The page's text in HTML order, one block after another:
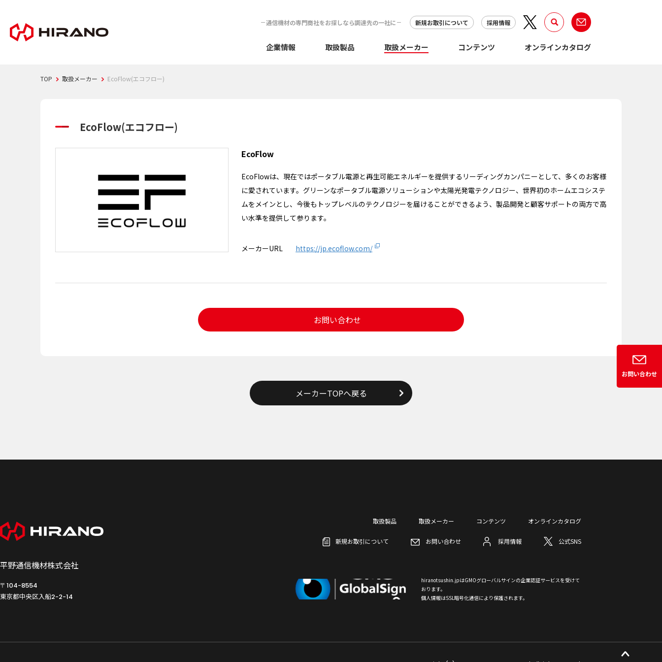
通信機材の専門商社をお探しなら調達先の一社に 新規お取引について 採用情報
企業情報 取扱製品 取扱メーカー コンテンツ オンラインカタログ
TOP 取扱メーカー EcoFlow(エコフロー)
お問い合わせ
EcoFlow(エコフロー)
EcoFlow
EcoFlowは、現在ではポータブル電源と再生可能エネルギーを提供するリーディングカンパニーとして、多くのお客様
に愛されています。グリーンなポータブル電源ソリューションや太陽光発電テクノロジー、世界初のホームエコシステ
ムをメインとし、今後もトップレベルのテクノロジーを届けることができるよう、製品開発と顧客サポートの両方で高
い水準を提供して参ります。
メーカーURL https://jp.ecoflow.com/
お問い合わせ
メーカーTOPへ戻る
平野通信機材株式会社
〒104-8554
東京都中央区入船2-2-14
取扱製品 取扱メーカー コンテンツ オンラインカタログ
新規お取引について お問い合わせ 採用情報 公式SNS
hiranotsushin.jpはGMOグローバルサインの企業認証サービスを受けて
おります。
個人情報はSSL暗号化通信により保護されます。